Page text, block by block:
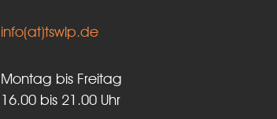
info(at)tswlp.de
Montag bis Freitag
16.00 bis 21.00 Uhr